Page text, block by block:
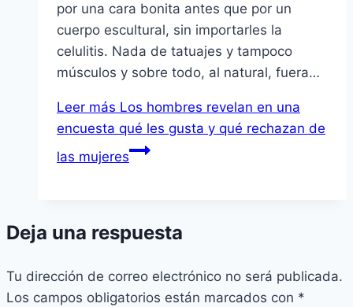
por una cara bonita antes que por un
cuerpo escultural, sin importarles la
celulitis. Nada de tatuajes y tampoco
músculos y sobre todo, al natural, fuera…
Leer más Los hombres revelan en una
encuesta qué les gusta y qué rechazan de
las mujeres
Deja una respuesta
Tu dirección de correo electrónico no será publicada.
Los campos obligatorios están marcados con *